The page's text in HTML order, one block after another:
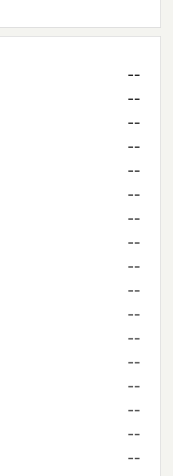
--
--
--
--
--
--
--
--
--
--
--
--
--
--
--
--
--